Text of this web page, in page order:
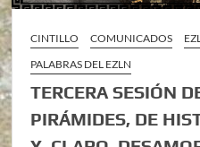
CINTILLO COMUNICADOS
PALABRAS DEL EZLN
TERCERA SESIÓN
PIRÁMIDES, DE